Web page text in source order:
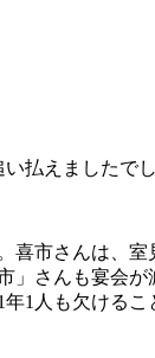
い払えましたで
喜市さんは、室
」
さんも宴会が
年1人も欠けるこ